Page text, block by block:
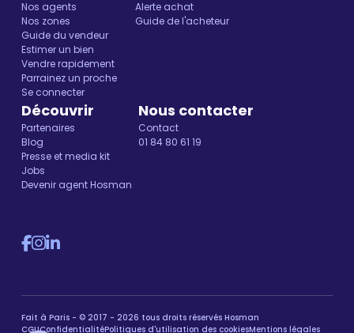
Nos agents
Nos zones
Guide du vendeur
Estimer un bien
Vendre rapidement
Parrainez un proche
Se connecter
Alerte achat
Guide de l'acheteur
Découvrir
Partenaires
Blog
Presse et media kit
Jobs
Devenir agent Hosman
Nous contacter
Contact
01 84 80 61 19
Fait à Paris - © 2017 - 2026 tous droits réservés Hosman
CGUConfidentialitéPolitiques d'utilisation des cookiesMentions légales